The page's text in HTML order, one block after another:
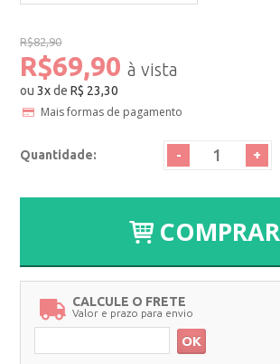
R$82,90
R$69,90
ou3xdeR$ 23,30
Mais formas de pagamento
Quantidade: +
-
COMPRAR
CALCULE O FRETE
Valor e prazo para envio
OK